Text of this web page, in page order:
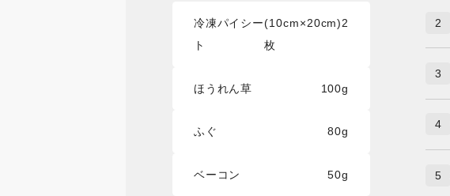
冷凍パイシー
ト
(10cm×20cm)2
枚
ほうれん草 100g
ふぐ 80g
ベーコン 50g
2
3
4
5